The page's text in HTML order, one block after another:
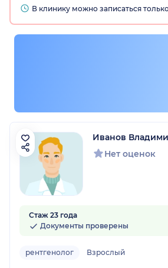
В клинику можно записаться
Иванов
Нет оценок
Стаж 23 года
Документы проверены
рентгенолог Взрослый